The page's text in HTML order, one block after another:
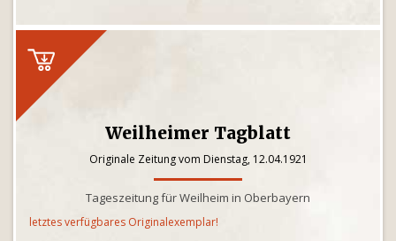
Weilheimer Tagblatt
Originale Zeitung vom Dienstag, 12.04.1921
Tageszeitung für Weilheim in Oberbayern
letztes verfügbares Originalexemplar!